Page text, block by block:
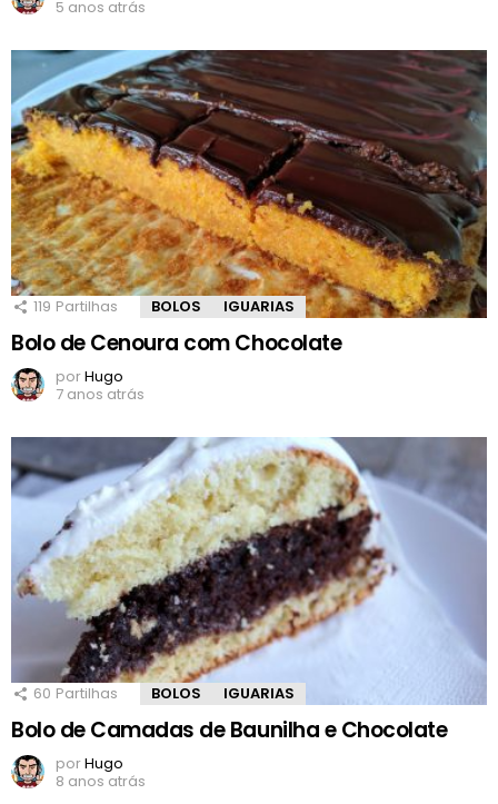
5 anos atrás
119 Partilhas BOLOS IGUARIAS
Bolo de Cenoura com Chocolate
porHugo
7 anos atrás
60 Partilhas BOLOS IGUARIAS
Bolo de Camadas de Baunilha e Chocolate
porHugo
8 anos atrás